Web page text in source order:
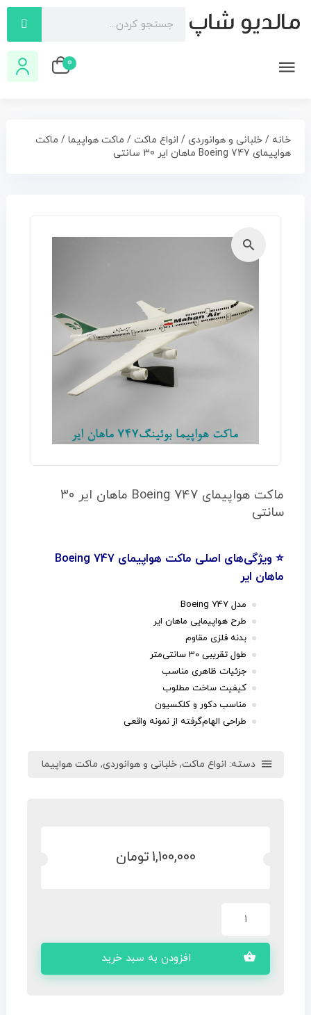
0
خانه / خلبانی و هوانوردی/ انواع ماکت/ ماکت هواپیما/ ماکت
هواپیمای Boeing 747 ماهان ایر 30 سانتی
ماکت هواپیمای Boeing 747 ماهان ایر 30
سانتی
⭐ ویژگی‌های اصلی ماکت هواپیمای Boeing 747
ماهان ایر
مدل Boeing 747
طرح هواپیمایی ماهان ایر
بدنه فلزی مقاوم
طول تقریبی 30 سانتی‌متر
جزئیات ظاهری مناسب
کیفیت ساخت مطلوب
مناسب دکور و کلکسیون
طراحی الهام‌گرفته از نمونه واقعی
دسته: انواع ماکت, خلبانی و هوانوردی, ماکت هواپیما
1,100,000 تومان
افزودن به سبد خرید